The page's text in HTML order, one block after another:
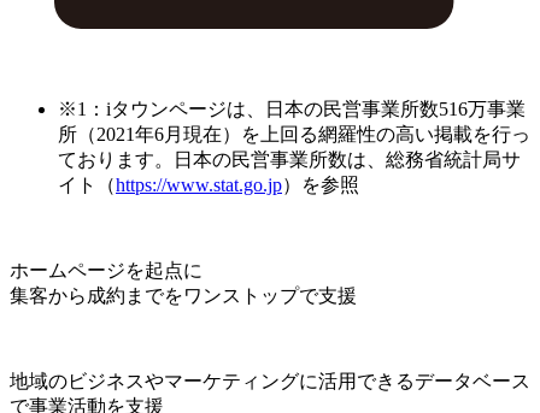
※1：iタウンページは、日本の民営事業所数516万事業
所（2021年6月現在）を上回る網羅性の高い掲載を行っ
ております。日本の民営事業所数は、総務省統計局サ
イト（https://www.stat.go.jp）を参照
ホームページを起点に
集客から成約までをワンストップで支援
地域のビジネスやマーケティングに活用できるデータベース
で事業活動を支援